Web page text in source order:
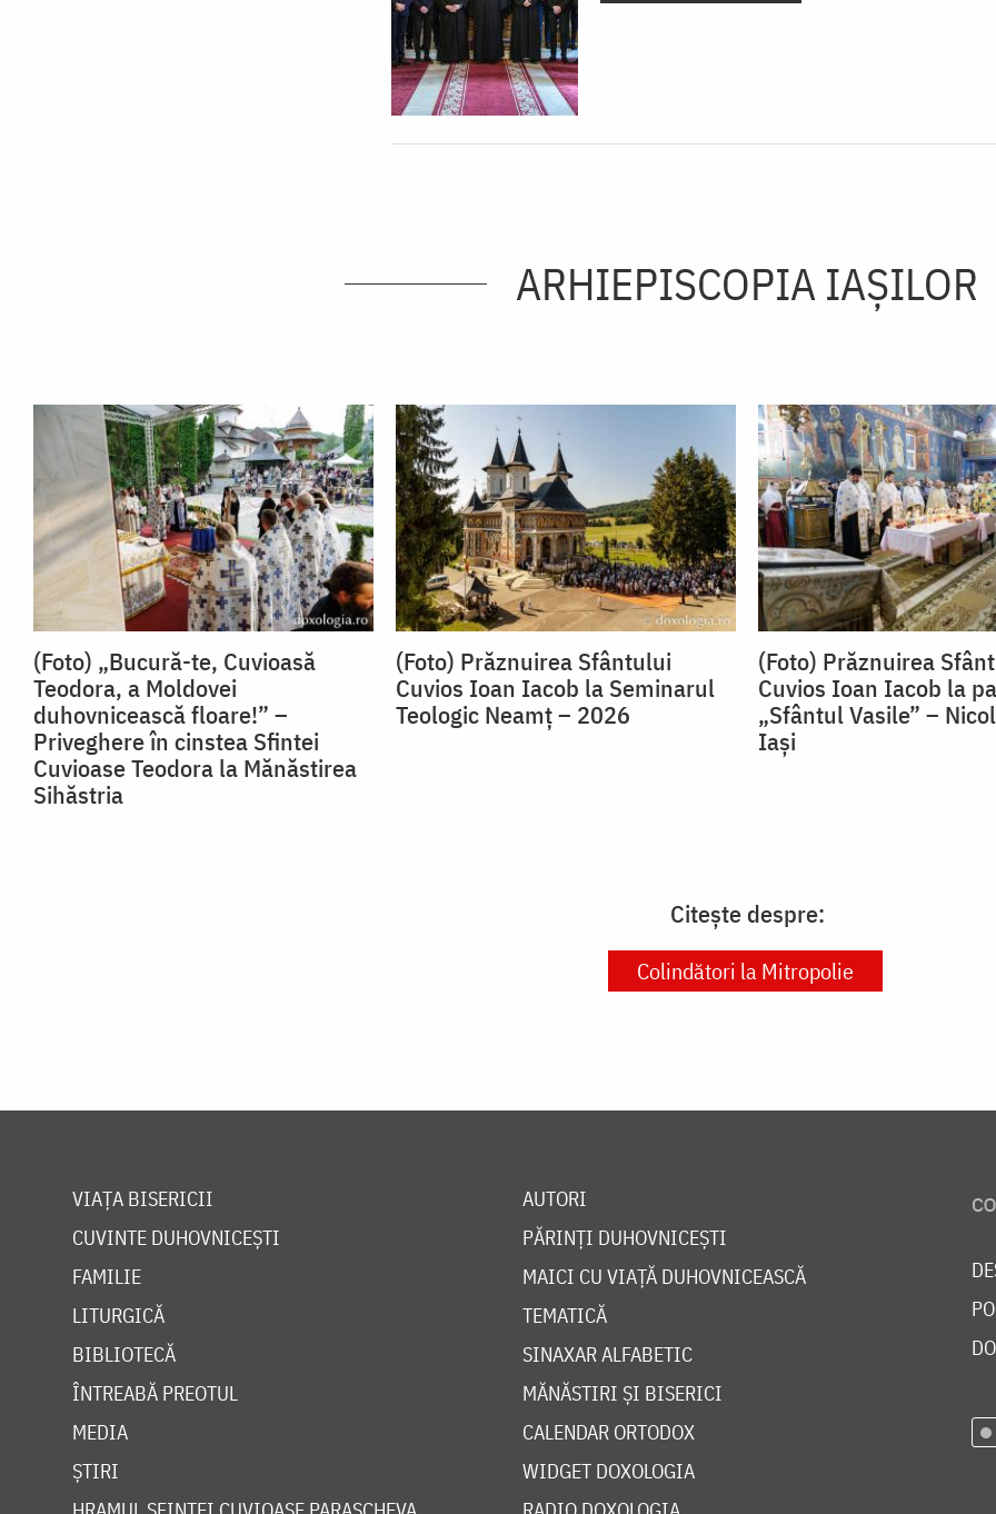
ARHIEPISCOPIA IAŞILOR
(Foto) „Bucură-te, Cuvioasă
Teodora, a Moldovei
duhovnicească floare!” –
Priveghere în cinstea Sfintei
Cuvioase Teodora la Mănăstirea
Sihăstria
(Foto) Prăznuirea Sfântului
Cuvios Ioan Iacob la Seminarul
Teologic Neamț – 2026
(Foto) Prăznuirea
Cuvios Ioan Iacob la
„Sfântul Vasile” –
Iași
Citește despre:
Colindători la Mitropolie
VIAȚA BISERICII
CUVINTE DUHOVNICEȘTI
FAMILIE
LITURGICĂ
BIBLIOTECĂ
ÎNTREABĂ PREOTUL
MEDIA
ȘTIRI
AUTORI
PĂRINȚI DUHOVNICEȘTI
MAICI CU VIAȚĂ DUHOVNICEASCĂ
TEMATICĂ
SINAXAR ALFABETIC
MĂNĂSTIRI ȘI BISERICI
CALENDAR ORTODOX
WIDGET DOXOLOGIA